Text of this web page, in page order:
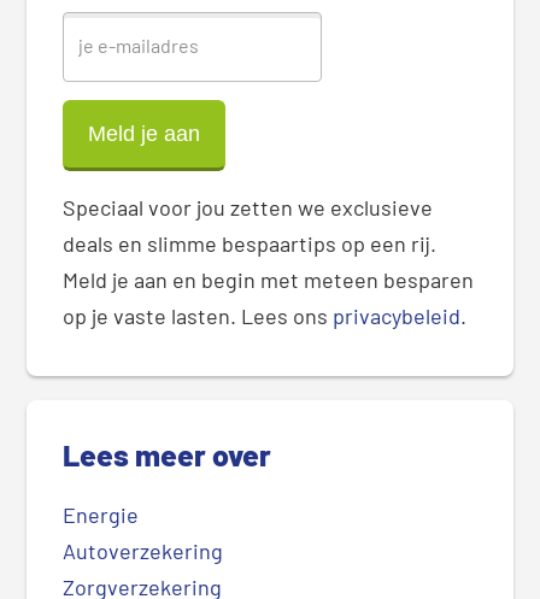
Speciaal voor jou zetten we exclusieve
deals en slimme bespaartips op een rij.
Meld je aan en begin met meteen besparen
op je vaste lasten. Lees ons privacybeleid.
Lees meer over
Energie
Autoverzekering
Zorgverzekering